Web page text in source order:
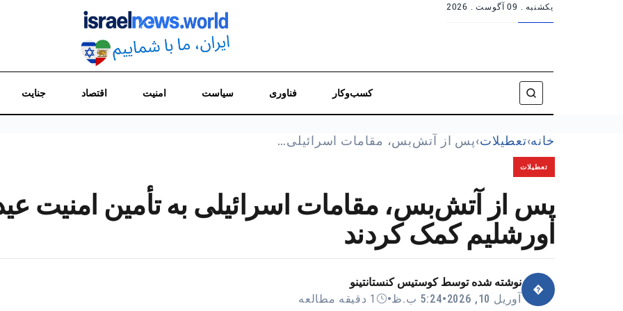
یکشنبه . 09 آگوست . 2026
کسب‌وکار فناوری سیاست امنیت اقتصاد جنایت
خانه›تعطیلات›پس از آتش‌بس، مقامات اسرائیلی…
تعطیلات
پس از آتش‌بس، مقامات اسرائیلی به تأمین امنیت
اورشلیم کمک کردند
�
نوشته شده توسطکوستیس کنستانتینو
آوریل 10, 2026
•5:24 ب.ظ • 1 دقیقه مطالعه